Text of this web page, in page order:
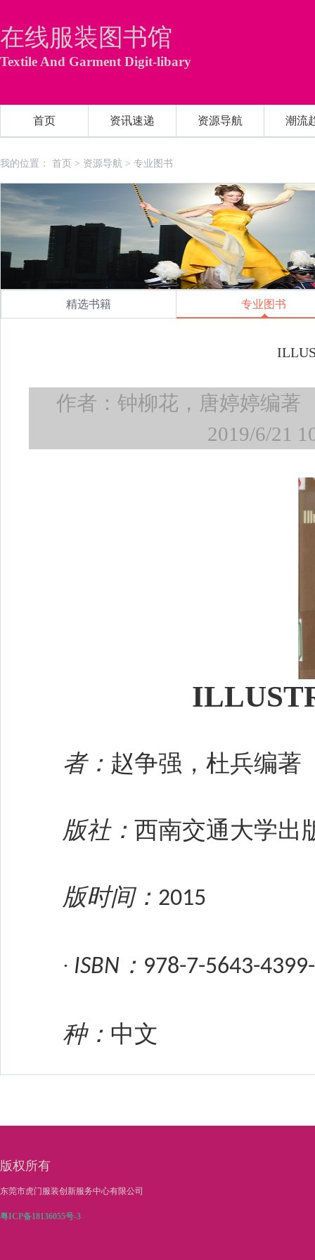
在线服装图书馆
Textile And Garment Digit-libary
首页 资讯速递 资源导航 潮流
我的位置： 首页 > 资源导航 > 专业图书
精选书籍 专业图书
作者：钟柳花，唐婷婷编
2019/6/21
者： 赵争强，杜兵编著
版社： 西南交通大学出
版时间： 2015
· ISBN ： 978-7-5643-
种： 中文
版权所有
东莞市虎门服装创新服务中心有限公司
粤ICP备18136055号-3